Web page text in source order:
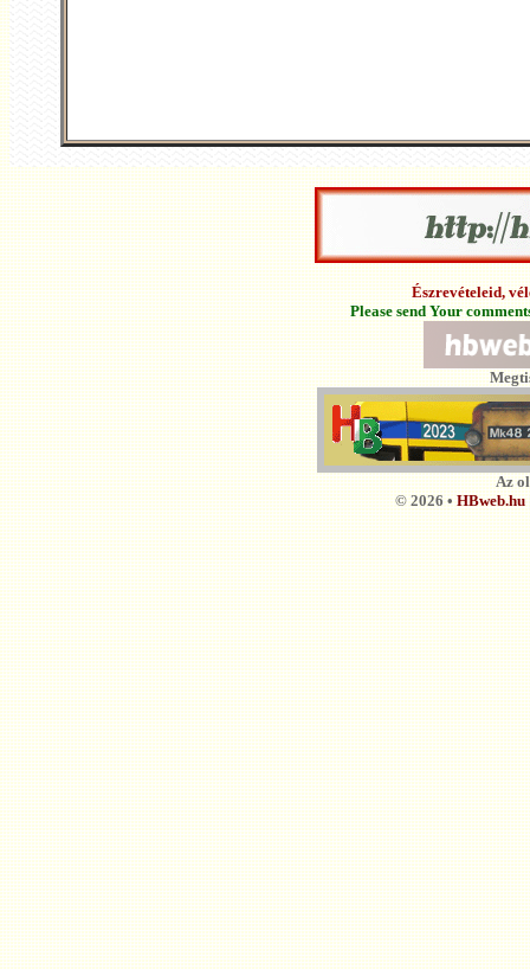
Észrevételeid,
Please send Your
Az
© 2026 •HBweb.hu